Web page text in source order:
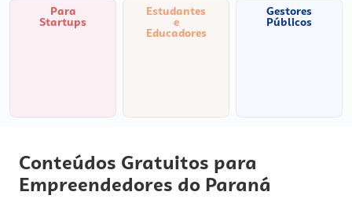
Para
Startups
Estudantes
e
Educadores
Gestores
Públicos
Conteúdos Gratuitos para
Empreendedores do Paraná